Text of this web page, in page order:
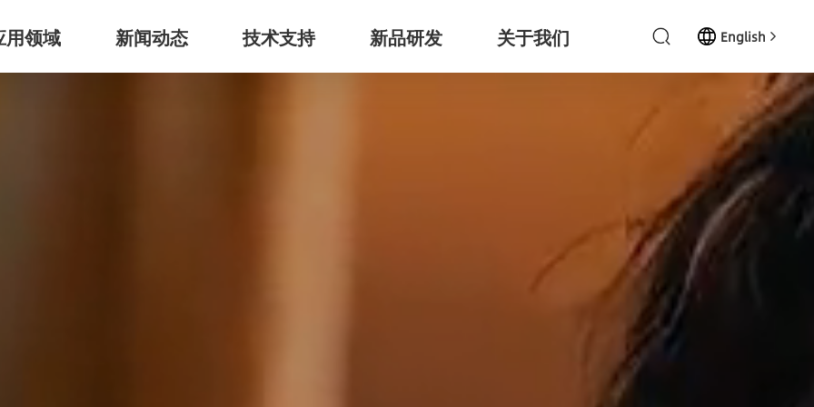
用领域 新闻动态 技术支持 新品研发 关于我们 English